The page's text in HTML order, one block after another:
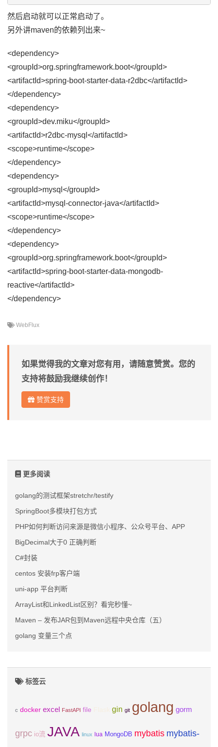
然后启动就可以正常启动了。
另外讲maven的依赖列出来~
<dependency>
<groupId>org.springframework.boot</groupId>
<artifactId>spring-boot-starter-data-r2dbc</artifactId>
</dependency>
<dependency>
<groupId>dev.miku</groupId>
<artifactId>r2dbc-mysql</artifactId>
<scope>runtime</scope>
</dependency>
<dependency>
<groupId>mysql</groupId>
<artifactId>mysql-connector-java</artifactId>
<scope>runtime</scope>
</dependency>
<dependency>
<groupId>org.springframework.boot</groupId>
<artifactId>spring-boot-starter-data-mongodb-
reactive</artifactId>
</dependency>
WebFlux
如果觉得我的文章对您有用，请随意赞赏。您的
支持将鼓励我继续创作！
赞赏支持
更多阅读
golang的测试框架stretchr/testify
SpringBoot多模块打包方式
PHP如何判断访问来源是微信小程序、公众号平台、APP
BigDecimal大于0 正确判断
C#封装
centos 安装frp客户端
uni-app 平台判断
ArrayList和LinkedList区别？看完秒懂~
Maven – 发布JAR包到Maven远程中央仓库（五）
golang 变量三个点
标签云
c docker excel FastAPI file gin git golang gorm
grpc io流 JAVA linux lua MongoDB mybatis mybatis-